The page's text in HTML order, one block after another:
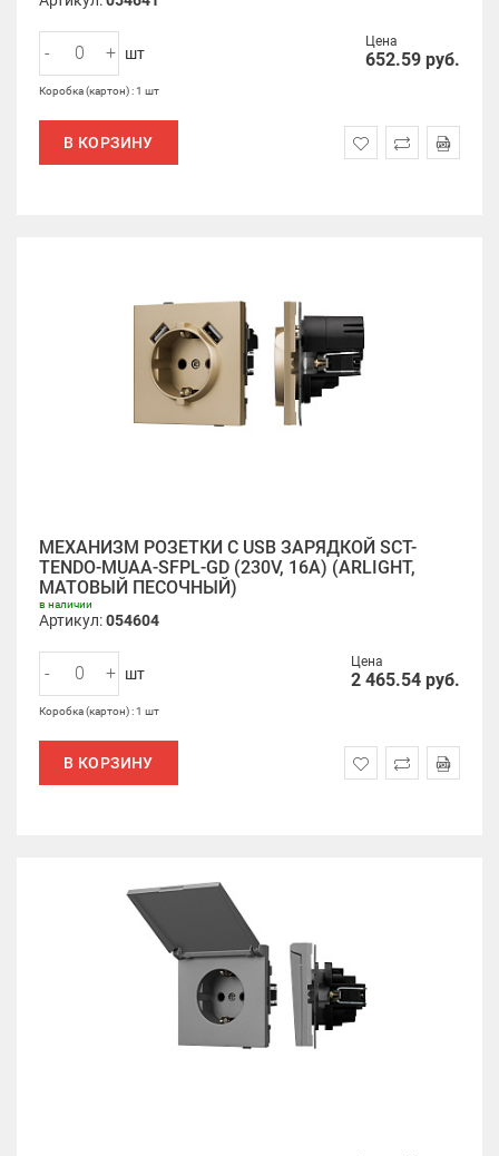
Цена
652.59 руб.
- + шт
Коробка (картон) : 1 шт
В КОРЗИНУ
МЕХАНИЗМ РОЗЕТКИ С USB ЗАРЯДКОЙ SCT-
TENDO-MUAA-SFPL-GD (230V, 16A) (ARLIGHT,
МАТОВЫЙ ПЕСОЧНЫЙ)
в наличии
Артикул:054604
Цена
2 465.54 руб.
- + шт
Коробка (картон) : 1 шт
В КОРЗИНУ